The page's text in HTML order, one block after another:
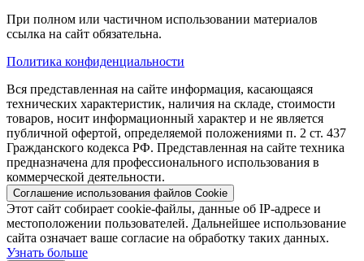
При полном или частичном использовании материалов
ссылка на сайт обязательна.
Политика конфиденциальности
Вся представленная на сайте информация, касающаяся
технических характеристик, наличия на складе, стоимости
товаров, носит информационный характер и не является
публичной офертой, определяемой положениями п. 2 ст. 437
Гражданского кодекса РФ. Представленная на сайте техника
предназначена для профессионального использования в
коммерческой деятельности.
Соглашение использования файлов Cookie
Этот сайт собирает cookie-файлы, данные об IP-адресе и
местоположении пользователей. Дальнейшее использование
сайта означает ваше согласие на обработку таких данных.
Узнать больше